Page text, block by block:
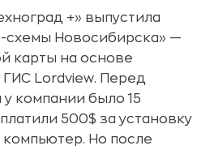
+» выпустила
схемы Новосибирска» —
карты на основе
Lordview. Перед
компании было 15
500$ за установку
Но после